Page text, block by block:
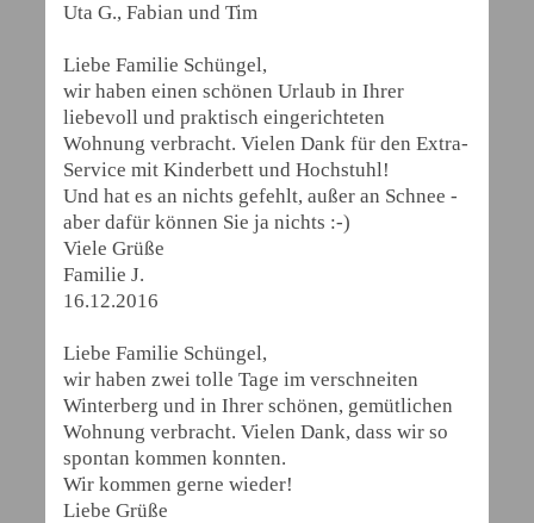
Uta G., Fabian und Tim
Liebe Familie Schüngel,
wir haben einen schönen Urlaub in Ihrer
liebevoll und praktisch eingerichteten
Wohnung verbracht. Vielen Dank für den Extra-
Service mit Kinderbett und Hochstuhl!
Und hat es an nichts gefehlt, außer an Schnee -
aber dafür können Sie ja nichts :-)
Viele Grüße
Familie J.
16.12.2016
Liebe Familie Schüngel,
wir haben zwei tolle Tage im verschneiten
Winterberg und in Ihrer schönen, gemütlichen
Wohnung verbracht. Vielen Dank, dass wir so
spontan kommen konnten.
Wir kommen gerne wieder!
Liebe Grüße